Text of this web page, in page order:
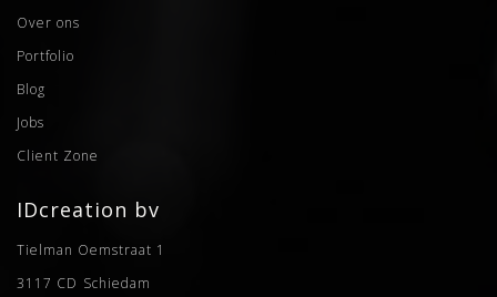
Over ons
Portfolio
Blog
Jobs
Client Zone
IDcreation bv
Tielman Oemstraat 1
3117 CD Schiedam